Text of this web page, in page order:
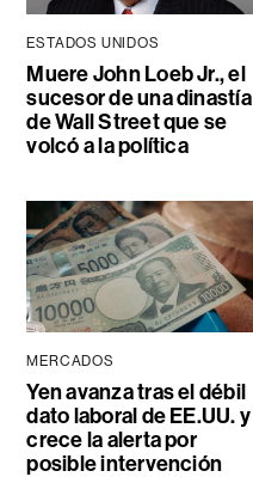
ESTADOS UNIDOS
Muere John Loeb Jr., el
sucesor de una dinastía
de Wall Street que se
volcó a la política
MERCADOS
Yen avanza tras el débil
dato laboral de EE.UU. y
crece la alerta por
posible intervención